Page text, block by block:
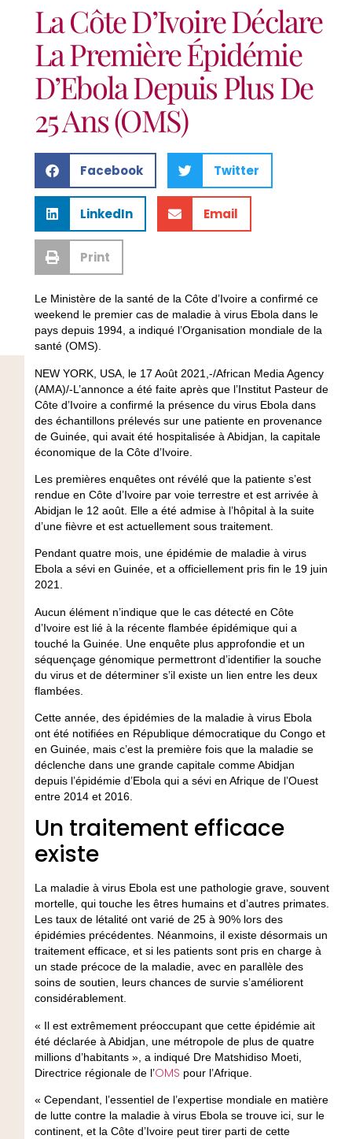
La Côte D’Ivoire Déclare
La Première Épidémie
D’Ebola Depuis Plus De
25 Ans (OMS)
Facebook Twitter
LinkedIn Email
Print
Le Ministère de la santé de la Côte d’Ivoire a confirmé ce
weekend le premier cas de maladie à virus Ebola dans le
pays depuis 1994, a indiqué l’Organisation mondiale de la
santé (OMS).
NEW YORK, USA, le 17 Août 2021,-/African Media Agency
(AMA)/-L’annonce a été faite après que l’Institut Pasteur de
Côte d’Ivoire a confirmé la présence du virus Ebola dans
des échantillons prélevés sur une patiente en provenance
de Guinée, qui avait été hospitalisée à Abidjan, la capitale
économique de la Côte d’Ivoire.
Les premières enquêtes ont révélé que la patiente s’est
rendue en Côte d’Ivoire par voie terrestre et est arrivée à
Abidjan le 12 août. Elle a été admise à l’hôpital à la suite
d’une fièvre et est actuellement sous traitement.
Pendant quatre mois, une épidémie de maladie à virus
Ebola a sévi en Guinée, et a officiellement pris fin le 19 juin
2021.
Aucun élément n’indique que le cas détecté en Côte
d’Ivoire est lié à la récente flambée épidémique qui a
touché la Guinée. Une enquête plus approfondie et un
séquençage génomique permettront d’identifier la souche
du virus et de déterminer s’il existe un lien entre les deux
flambées.
Cette année, des épidémies de la maladie à virus Ebola
ont été notifiées en République démocratique du Congo et
en Guinée, mais c’est la première fois que la maladie se
déclenche dans une grande capitale comme Abidjan
depuis l’épidémie d’Ebola qui a sévi en Afrique de l’Ouest
entre 2014 et 2016.
Un traitement efficace
existe
La maladie à virus Ebola est une pathologie grave, souvent
mortelle, qui touche les êtres humains et d’autres primates.
Les taux de létalité ont varié de 25 à 90% lors des
épidémies précédentes. Néanmoins, il existe désormais un
traitement efficace, et si les patients sont pris en charge à
un stade précoce de la maladie, avec en parallèle des
soins de soutien, leurs chances de survie s’améliorent
considérablement.
« Il est extrêmement préoccupant que cette épidémie ait
été déclarée à Abidjan, une métropole de plus de quatre
millions d’habitants », a indiqué Dre Matshidiso Moeti,
Directrice régionale de l’OMS pour l’Afrique.
« Cependant, l’essentiel de l’expertise mondiale en matière
de lutte contre la maladie à virus Ebola se trouve ici, sur le
continent, et la Côte d’Ivoire peut tirer parti de cette